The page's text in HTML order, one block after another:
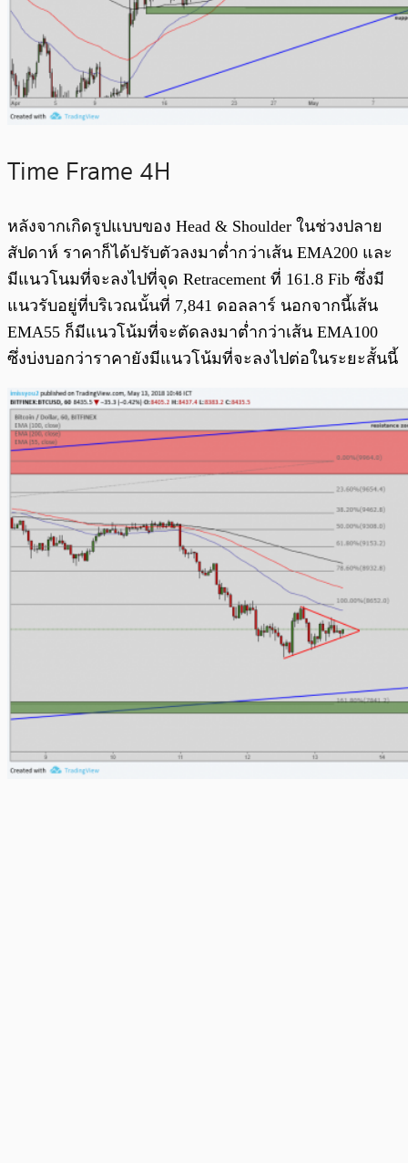
Time Frame 4H
หลังจากเกิดรูปแบบของ Head & Shoulder ในช่วงปลาย
สัปดาห์ ราคาก็ได้ปรับตัวลงมาต่ำกว่าเส้น EMA200 และ
มีแนวโนมที่จะลงไปที่จุด Retracement ที่ 161.8 Fib ซึ่งมี
แนวรับอยู่ที่บริเวณนั้นที่ 7,841 ดอลลาร์ นอกจากนี้เส้น
EMA55 ก็มีแนวโน้มที่จะตัดลงมาต่ำกว่าเส้น EMA100
ซึ่งบ่งบอกว่าราคายังมีแนวโน้มที่จะลงไปต่อในระยะสั้นนี้